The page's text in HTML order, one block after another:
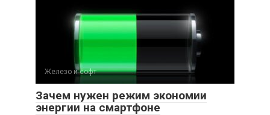
Железо и софт
Зачем нужен режим экономии
энергии на смартфоне